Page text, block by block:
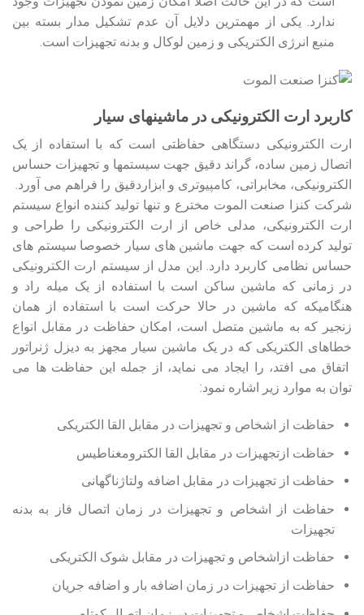
ندارد. یکی از مهمترین دلایل آن عدم تشکیل مدار بسته بین
منبع انرژی الکتریکی و زمین لوکال و بدنه تجهیزات است.
کاربرد ارت الکترونیکی در ماشین‏های سیار
ارت الکترونیکی دستگاهی حفاظتی است که با استفاده از یک
اتصال زمین ساده، گراند دقیق جهت سیستمها و تجهیزات حساس
الکترونیکی، مخابراتی، کامپیوتری و ابزاردقیق را فراهم می آورد.
شرکت کنزا صنعت الموت مخترع و تنها تولید کننده انواع سیستم
ارت الکترونیکی، مدلی خاص از ارت الکترونیکی را طراحی و
تولید کرده است که جهت ماشین های سیار خصوصا سیستم های
حساس نظامی کاربرد دارد. این مدل از سیستم ارت الکترونیکی
در زمانی که ماشین ساکن است با استفاده از یک میله راد و
هنگامیکه که ماشین در حالا حرکت است با استفاده از همان
زنجیر که به ماشین متصل است، امکان حفاظت در مقابل انواع
خطاهای الکتریکی که در یک ماشین سیار مجهز به دیزل ژنراتور
اتفاق می افتد، را ایجاد می نماید، از جمله این حفاظت ها می
توان به موارد زیر اشاره نمود:
حفاظت از اشخاص و تجهیزات در مقابل القا الکتریکی
حفاظت ازتجهیزات در مقابل القا الکترومغناطیس
حفاظت از تجهیزات در مقابل اضافه ولتاژناگهانی
حفاظت از اشخاص و تجهیزات در زمان اتصال فاز به بدنه
تجهیزات
حفاظت ازاشخاص و تجهیزات در مقابل شوک الکتریکی
حفاظت از تجهیزات در زمان اضافه بار و اضافه جریان